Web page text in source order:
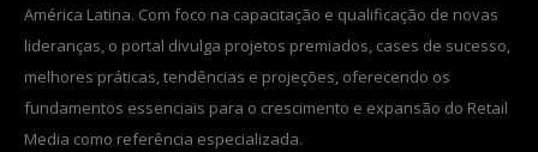
América Latina. Com foco na capacitação e qualificação de novas
lideranças, o portal divulga projetos premiados, cases de sucesso,
melhores práticas, tendências e projeções, oferecendo os
fundamentos essenciais para o crescimento e expansão do Retail
Media como referência especializada.